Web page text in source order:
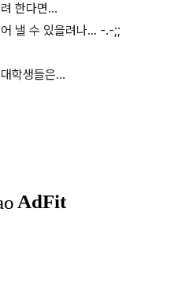
한다면...
낼 수 있을려나... -.-;;
학생들은...